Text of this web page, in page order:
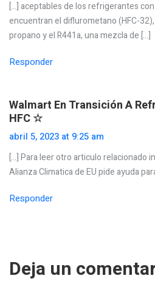
[…] aceptables de los refrigerantes
encuentran el diflurometano (HFC-
propano y el R441a, una mezcla de […]
Responder
Walmart En Transición A
HFC ☆
abril 5, 2023 at 9:25 am
[…] Para leer otro articulo relacionado
Alianza Climatica de EU pide ayuda
Responder
Deja un